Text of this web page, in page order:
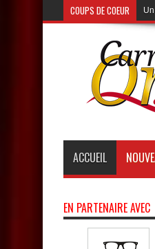
COUPS DE COEUR
ACCUEIL
EN PARTENAIRE AVEC